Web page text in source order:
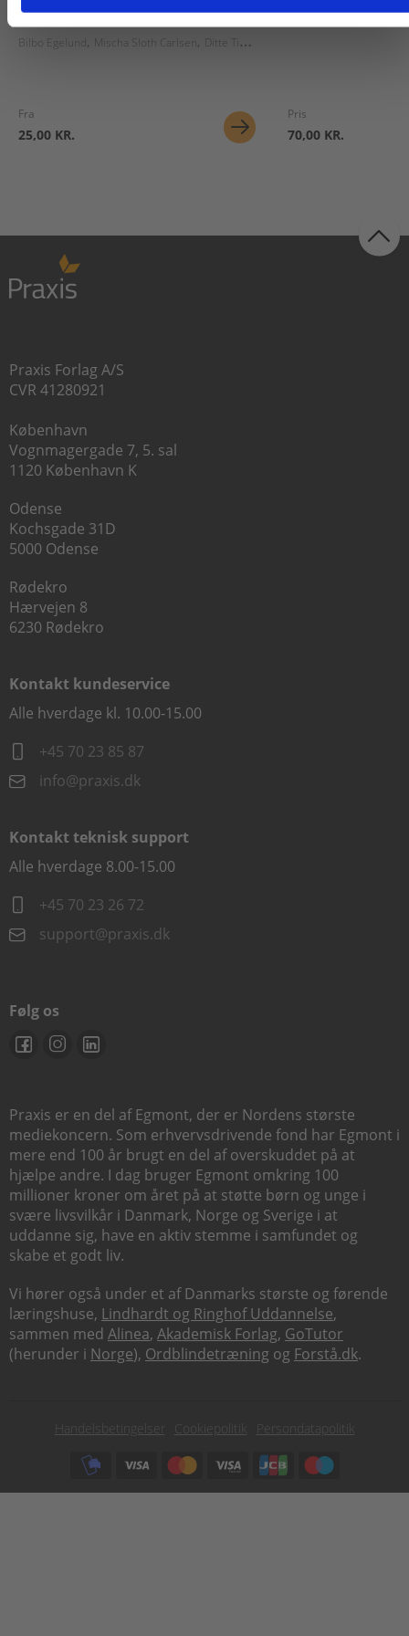
Det til dansk
Bilbo Egelund Mischa Sloth Carlsen Ditte Timmermann
Fra
25,00 KR.
Fagpakke til
Pris
70,00 KR.
Praxis Forlag A/S
CVR 41280921
København
Vognmagergade 7, 5. sal
1120 København K
Odense
Kochsgade 31D
5000 Odense
Rødekro
Hærvejen 8
6230 Rødekro
Kontakt kundeservice
Alle hverdage kl. 10.00-15.00
+45 70 23 85 87
info@praxis.dk
Kontakt teknisk support
Alle hverdage 8.00-15.00
+45 70 23 26 72
support@praxis.dk
Følg os
Praxis er en del af Egmont, der er Nordens største
mediekoncern. Som erhvervsdrivende fond har Egmont i
mere end 100 år brugt en del af overskuddet på at
hjælpe andre. I dag bruger Egmont omkring 100
millioner kroner om året på at støtte børn og unge i
svære livsvilkår i Danmark, Norge og Sverige i at
uddanne sig, have en aktiv stemme i samfundet og
skabe et godt liv.
Vi hører også under et af Danmarks største og førende
læringshuse, Lindhardt og Ringhof Uddannelse,
sammen med Alinea, Akademisk Forlag, GoTutor
(herunder i Norge), Ordblindetræning og Forstå.dk.
Subfooter
Handelsbetingelser Cookiepolitik
Persondatapolitik
Subfooter
payment
options